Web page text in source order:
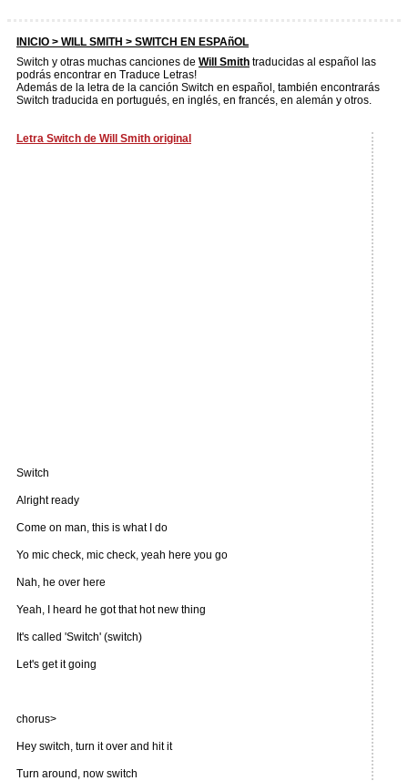
INICIO > WILL SMITH > SWITCH EN ESPAñOL
Switch y otras muchas canciones de Will Smith traducidas al español las
podrás encontrar en Traduce Letras!
Además de la letra de la canción Switch en español, también encontrarás
Switch traducida en portugués, en inglés, en francés, en alemán y otros.
Letra Switch de Will Smith original
Switch
Alright ready
Come on man, this is what I do
Yo mic check, mic check, yeah here you go
Nah, he over here
Yeah, I heard he got that hot new thing
It's called 'Switch' (switch)
Let's get it going
chorus>
Hey switch, turn it over and hit it
Turn around, now switch